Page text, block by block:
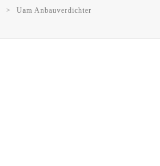
> Uam Anbauverdichter